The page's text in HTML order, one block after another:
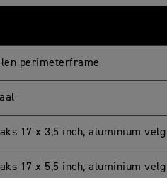
perimeterframe
17 x 3,5 inch, aluminium velg
17 x 5,5 inch, aluminium velg